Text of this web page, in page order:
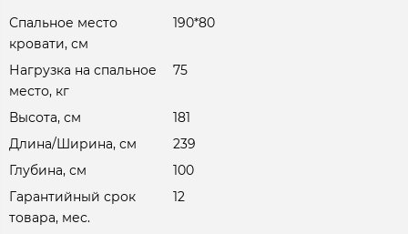
Спальное место
кровати, см
190*80
Нагрузка на спальное
место, кг
75
Высота, см
181
Длина/Ширина, см
239
Глубина, см
100
Гарантийный срок
товара, мес.
12